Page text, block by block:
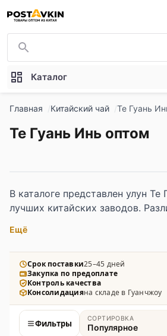
Перейти к основному
Каталог
Главная Китайский чай Те Гуань
Те Гуань Инь оптом
В каталоге представлен улун Те
лучших китайских заводов.
цветочных нот до глубокого
Премиальное сырье высокого
Ещё
Срок поставки25–45 дней
Закупка по предоплате
Контроль качества
Консолидацияна складе в Гуанчжоу
Фильтры СОРТИРОВКА
Популярное